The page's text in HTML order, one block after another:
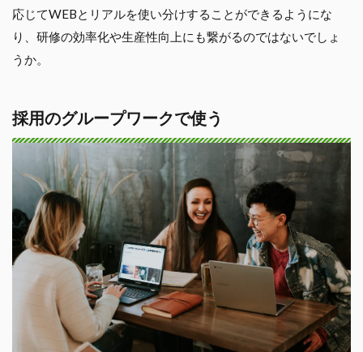
応じてWEBとリアルを使い分けすることができるようにな
り、研修の効率化や生産性向上にも繋がるのではないでしょ
うか。
採用のグループワークで使う